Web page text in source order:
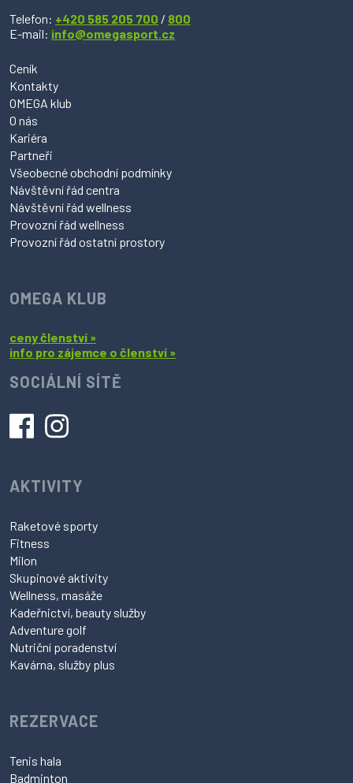
Telefon: +420 585 205 700 / 800
E-mail: info@omegasport.cz
Ceník
Kontakty
OMEGA klub
O nás
Kariéra
Partneři
Všeobecné obchodní podmínky
Návštěvní řád centra
Návštěvní řád wellness
Provozní řád wellness
Provozní řád ostatní prostory
OMEGA KLUB
ceny členství »
info pro zájemce o členství »
SOCIÁLNÍ SÍTĚ
AKTIVITY
Raketové sporty
Fitness
Milon
Skupinové aktivity
Wellness, masáže
Kadeřnictví, beauty služby
Adventure golf
Nutriční poradenství
Kavárna, služby plus
REZERVACE
Tenis hala
Badminton